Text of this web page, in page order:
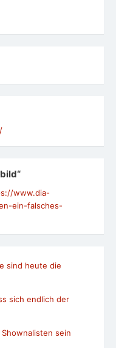
www.dia-
ein-falsches-
sind heute die
sich endlich der
sein